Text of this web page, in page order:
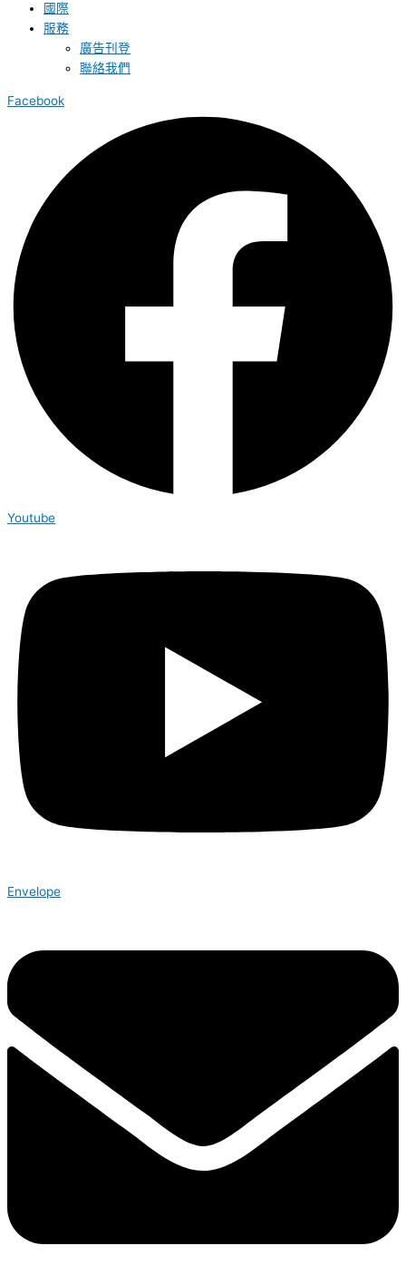
國際
服務
廣告刊登
聯絡我們
Facebook
Youtube
Envelope